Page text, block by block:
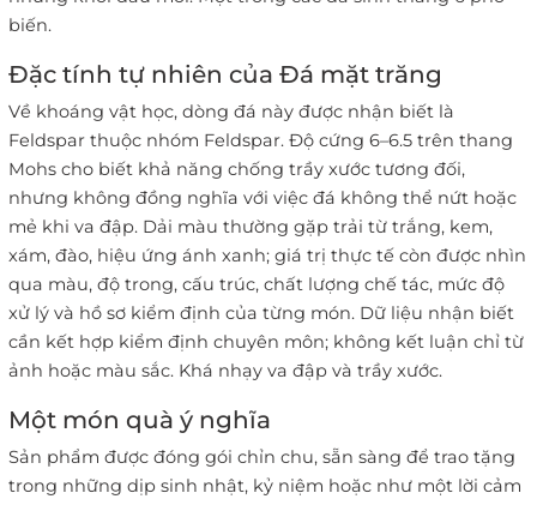
biến.
Đặc tính tự nhiên của Đá mặt trăng
Về khoáng vật học, dòng đá này được nhận biết là
Feldspar thuộc nhóm Feldspar. Độ cứng 6–6.5 trên thang
Mohs cho biết khả năng chống trầy xước tương đối,
nhưng không đồng nghĩa với việc đá không thể nứt hoặc
mẻ khi va đập. Dải màu thường gặp trải từ trắng, kem,
xám, đào, hiệu ứng ánh xanh; giá trị thực tế còn được nhìn
qua màu, độ trong, cấu trúc, chất lượng chế tác, mức độ
xử lý và hồ sơ kiểm định của từng món. Dữ liệu nhận biết
cần kết hợp kiểm định chuyên môn; không kết luận chỉ từ
ảnh hoặc màu sắc. Khá nhạy va đập và trầy xước.
Một món quà ý nghĩa
Sản phẩm được đóng gói chỉn chu, sẵn sàng để trao tặng
trong những dịp sinh nhật, kỷ niệm hoặc như một lời cảm